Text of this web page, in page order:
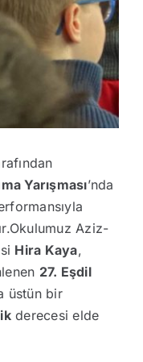
Yarışması’nda
Aziz-
Hira Kaya,
27. Eşdil
üstün bir
derecesi elde